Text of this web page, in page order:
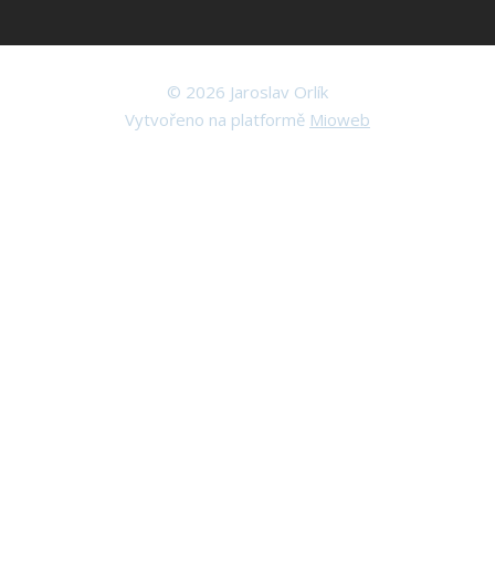
© 2026 Jaroslav Orlík
Vytvořeno na platformě Mioweb